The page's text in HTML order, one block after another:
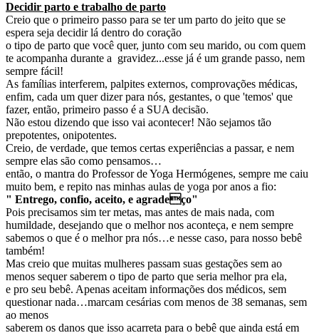
Decidir parto e trabalho de parto
Creio que o primeiro passo para se ter um parto do jeito que se
espera seja decidir lá dentro do coração
o tipo de parto que você quer, junto com seu marido, ou com quem
te acompanha durante a gravidez...esse já é um grande passo, nem
sempre fácil!
As famílias interferem, palpites externos, comprovações médicas,
enfim, cada um quer dizer para nós, gestantes, o que 'temos' que
fazer, então, primeiro passo é a SUA decisão.
Não estou dizendo que isso vai acontecer! Não sejamos tão
prepotentes, onipotentes.
Creio, de verdade, que temos certas experiências a passar, e nem
sempre elas são como pensamos…
então, o mantra do Professor de Yoga Hermógenes, sempre me caiu
muito bem, e repito nas minhas aulas de yoga por anos a fio:
" Entrego, confio, aceito, e agradeço"
Pois precisamos sim ter metas, mas antes de mais nada, com
humildade, desejando que o melhor nos aconteça, e nem sempre
sabemos o que é o melhor pra nós…e nesse caso, para nosso bebê
também!
Mas creio que muitas mulheres passam suas gestações sem ao
menos sequer saberem o tipo de parto que seria melhor pra ela,
e pro seu bebê. Apenas aceitam informações dos médicos, sem
questionar nada…marcam cesárias com menos de 38 semanas, sem
ao menos
saberem os danos que isso acarreta para o bebê que ainda está em